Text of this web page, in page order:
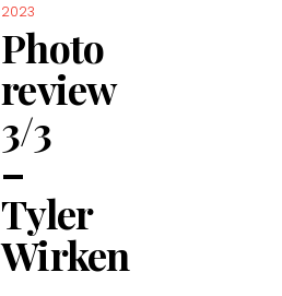
2023
Photo
review
3/3
–
Tyler
Wirken